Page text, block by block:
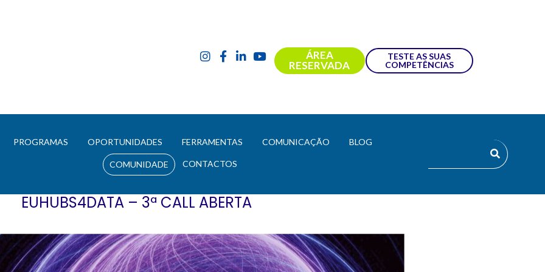
ÁREA
RESERVADA
TESTE AS SUAS
COMPETÊNCIAS
PROGRAMAS OPORTUNIDADES FERRAMENTAS COMUNICAÇÃO BLOG
COMUNIDADE CONTACTOS
EUHUBS4DATA – 3ª CALL ABERTA